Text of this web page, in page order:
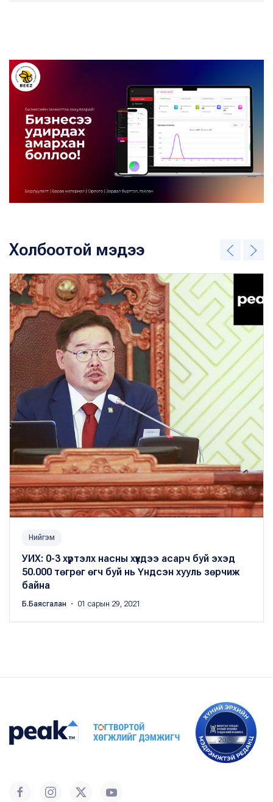
Холбоотой мэдээ
Нийгэм
УИХ: 0-3 хүртэлх насны хүүхдээ асарч буй эхэд
50.000 төгрөг өгч буй нь Үндсэн хууль зөрчиж
байна
Б.Баясгалан ・ 01 сарын 29, 2021